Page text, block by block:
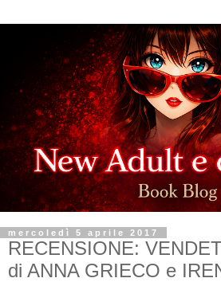
mercoledì 5 aprile 2017
RECENSIONE:
di ANNA GRIECO e